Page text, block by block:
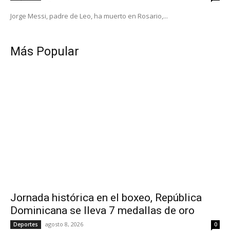
Jorge Messi, padre de Leo, ha muerto en Rosario,...
Más Popular
Jornada histórica en el boxeo, República
Dominicana se lleva 7 medallas de oro
Deportes agosto 8, 2026 0